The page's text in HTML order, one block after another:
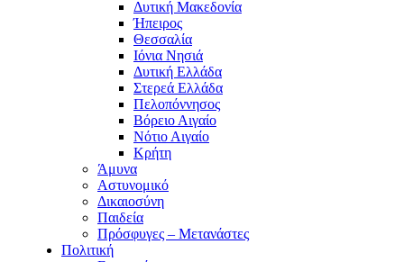
Δυτική Μακεδονία
Ήπειρος
Θεσσαλία
Ιόνια Νησιά
Δυτική Ελλάδα
Στερεά Ελλάδα
Πελοπόννησος
Βόρειο Αιγαίο
Νότιο Αιγαίο
Κρήτη
Άμυνα
Αστυνομικό
Δικαιοσύνη
Παιδεία
Πρόσφυγες – Μετανάστες
Πολιτική